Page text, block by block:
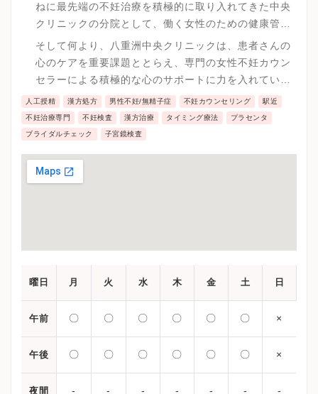
ねに最先端の不妊治療を積極的に取り入れてきた中央
クリニックの分院として、働く女性のための健康管理
と不妊治療を目的に開設されました。女性特有の病気
に関する検診・治療を充実させることはもちろん、本
院と連携することでより高度な不妊治療を前提とする
そして何より、八重洲中央クリニックは、患者さんの
心のケアを重要課題ととらえ、専門の女性不妊カウン
セラーによる積極的な心のサポートに力を入れていま
す。
人工授精 漢方処方 男性不妊/無精子症 不妊カウンセリング 駅近
不妊治療専門 不妊検査 漢方治療 タイミング療法 プラセンタ
ブライダルチェック 子宮鏡検査
曜日 月 火 水 木 金 土 日
午前 〇 〇 〇 〇 〇 〇 ×
午後 〇 〇 〇 〇 〇 〇 ×
夜間 - - - - - - -